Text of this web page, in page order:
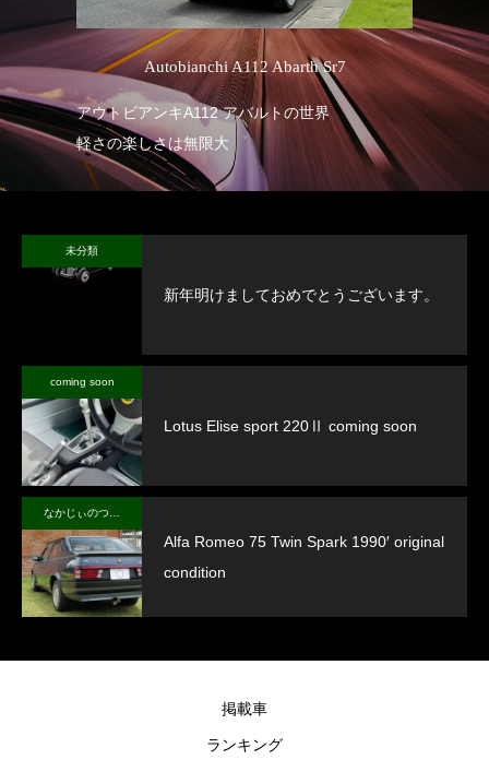
Autobianchi A112 Abarth Sr7
アウトビアンキA112 アバルトの世界
軽さの楽しさは無限大
未分類
新年明けましておめでとうございます。
coming soon
Lotus Elise sport 220Ⅱ coming soon
Alfa Romeo 75 Twin Spark 1990′ original
condition
掲載車
ランキング